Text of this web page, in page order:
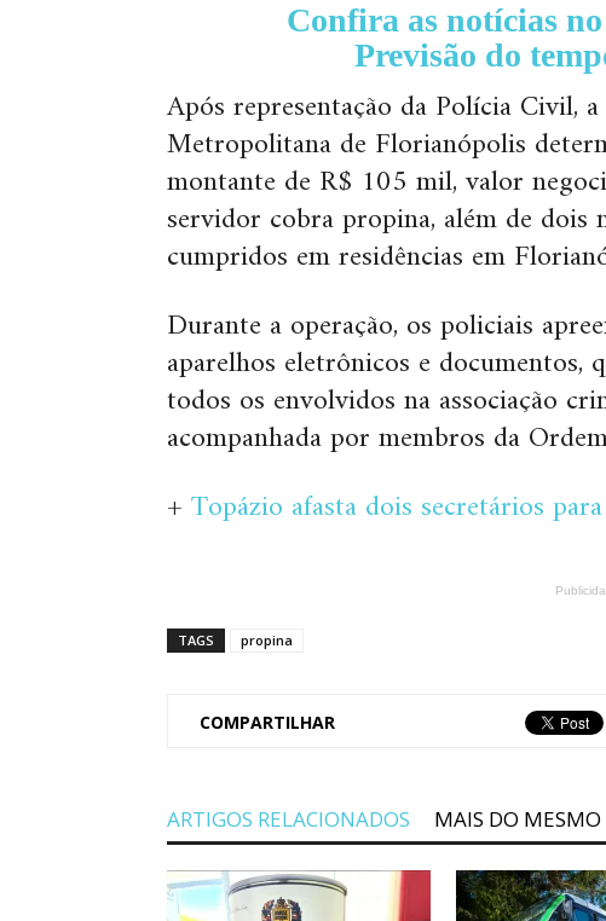
Confira as notícias
Previsão do
Após representação da Polícia Civil,
Metropolitana de Florianópolis
montante de R$ 105 mil, valor
servidor cobra propina, além de dois
cumpridos em residências em
Durante a operação, os policiais
aparelhos eletrônicos e documentos,
todos os envolvidos na associação
acompanhada por membros da
+Topázio afasta dois secretários
TAGS propina
COMPARTILHAR
ARTIGOS RELACIONADOS MAIS DO